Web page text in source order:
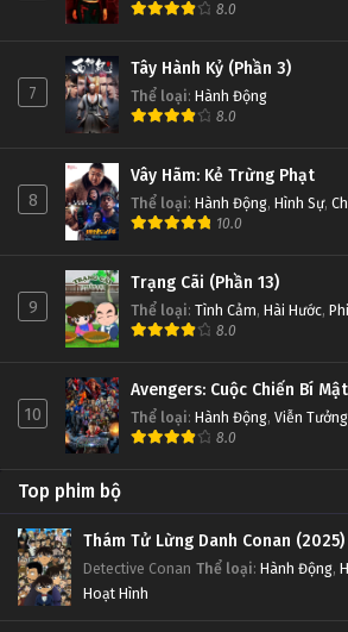
8.0
7
Tây Hành Kỷ (Phần 3)
Thể loại: Hành Động
8.0
8
Vây Hãm: Kẻ Trừng Phạt
Thể loại: Hành Động, Hình Sự,
10.0
9
Trạng Cãi (Phần 13)
Thể loại: Tình Cảm, Hài Hước,
8.0
10
Avengers: Cuộc Chiến Bí Mật
Thể loại: Hành Động, Viễn Tưởng
8.0
Top phim bộ
Thám Tử Lừng Danh Conan (2025)
Detective Conan Thể loại: Hành Động,
Hoạt Hình